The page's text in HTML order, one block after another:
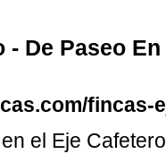
- De Paseo
fincas-
el Eje